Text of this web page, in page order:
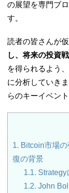
の展望を専門ブ
す。
読者の皆さんが
し、将来の投資
を得られるよう
に分析していき
らのキーイベン
1. Bitcoin市場
復の背景
1.1.
1.2. John